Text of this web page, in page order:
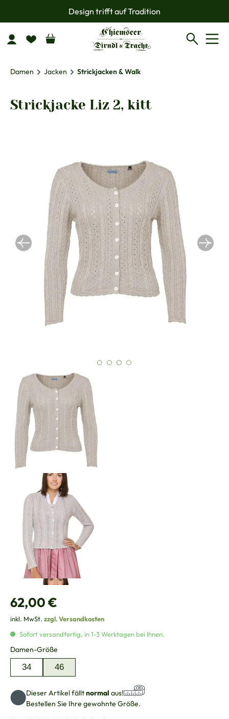
Zum Hauptinhalt springenDesign trifft auf Tradition
Damen Jacken Strickjacken & Walk
Strickjacke Liz 2, kitt
Regulärer Preis:
62,00 €
inkl. MwSt. zzgl. Versandkosten
Sofort versandfertig, in 1-3 Werktagen bei Ihnen.
Damen-Größe
34 46
Dieser Artikel fälltnormal aus!
Bestellen Sie Ihre gewohnte Größe.